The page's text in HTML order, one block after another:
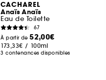
CACHAREL
Anaïs Anaïs
Eau de Toilette
67
À partir de52,00€
173,33€ / 100ml
3 contenances disponibles